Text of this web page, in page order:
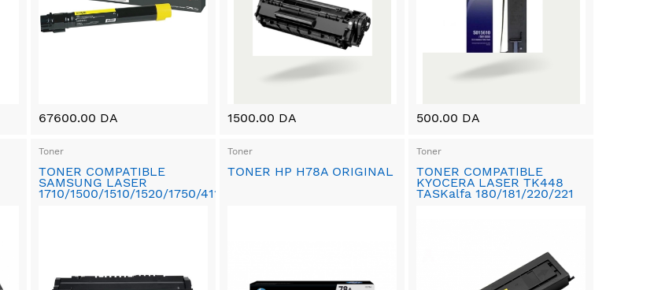
67600.00 DA 1500.00 DA 500.00 DA
Toner
TONER COMPATIBLE
SAMSUNG LASER
1710/1500/1510/1520/1750/4116/4016/4216
Toner
TONER HP H78A ORIGINAL
Toner
TONER COMPATIBLE
KYOCERA LASER TK448
TASKalfa 180/181/220/221